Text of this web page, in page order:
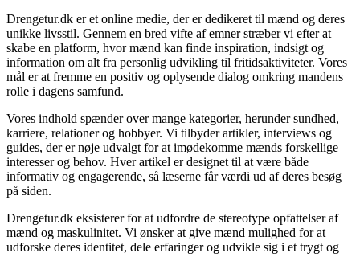
Drengetur.dk er et online medie, der er dedikeret til mænd og deres
unikke livsstil. Gennem en bred vifte af emner stræber vi efter at
skabe en platform, hvor mænd kan finde inspiration, indsigt og
information om alt fra personlig udvikling til fritidsaktiviteter. Vores
mål er at fremme en positiv og oplysende dialog omkring mandens
rolle i dagens samfund.
Vores indhold spænder over mange kategorier, herunder sundhed,
karriere, relationer og hobbyer. Vi tilbyder artikler, interviews og
guides, der er nøje udvalgt for at imødekomme mænds forskellige
interesser og behov. Hver artikel er designet til at være både
informativ og engagerende, så læserne får værdi ud af deres besøg
på siden.
Drengetur.dk eksisterer for at udfordre de stereotype opfattelser af
mænd og maskulinitet. Vi ønsker at give mænd mulighed for at
udforske deres identitet, dele erfaringer og udvikle sig i et trygt og